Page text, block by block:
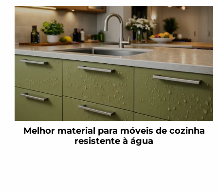
Melhor material para móveis de cozinha
resistente à água